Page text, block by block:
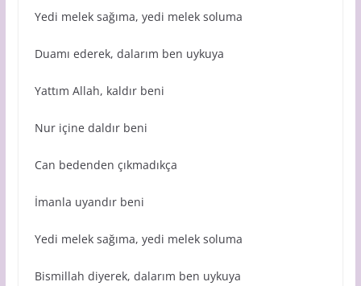
Yedi melek sağıma, yedi melek soluma
Duamı ederek, dalarım ben uykuya
Yattım Allah, kaldır beni
Nur içine daldır beni
Can bedenden çıkmadıkça
İmanla uyandır beni
Yedi melek sağıma, yedi melek soluma
Bismillah diyerek, dalarım ben uykuya